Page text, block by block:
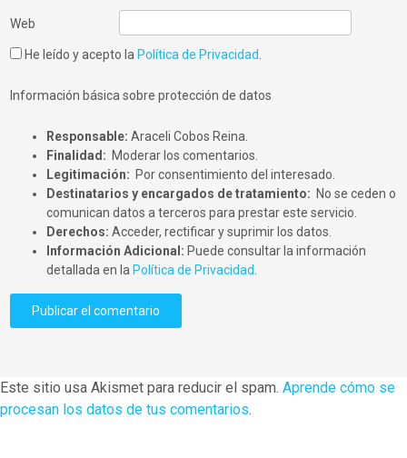
Web
He leído y acepto la Política de Privacidad
Información básica sobre protección de datos
Responsable: Araceli Cobos Reina.
Finalidad: Moderar los comentarios.
Legitimación: Por consentimiento del interesado.
Destinatarios y encargados de tratamiento: No se ceden o
comunican datos a terceros para prestar este servicio.
Derechos: Acceder, rectificar y suprimir los datos.
Información Adicional: Puede consultar la información
detallada en la Política de Privacidad
Este sitio usa Akismet para reducir el spam. Aprende cómo se
procesan los datos de tus comentarios.